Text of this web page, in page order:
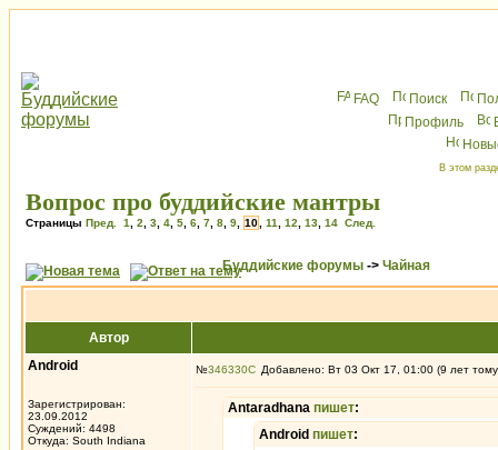
FAQ Поиск
Профиль
В этом
Вопрос про буддийские мантры
Страницы Пред. 1 2 3 4 5 6 7 8 9 10 11 12 13 14 След.
Буддийские форумы -> Чайная
Автор
Android
Зарегистрирован:
23.09.2012
Суждений: 4498
Откуда: South Indiana
№346330 Добавлено: Вт 03 Окт 17, 01:00 (9 лет
Antaradhana пишет:
Android пишет: